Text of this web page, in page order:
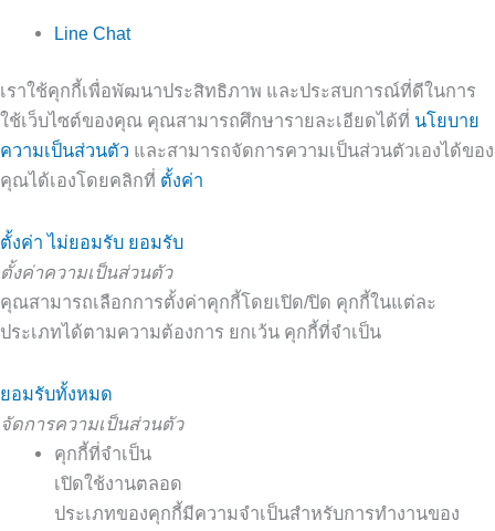
Line Chat
เราใช้คุกกี้เพื่อพัฒนาประสิทธิภาพ และประสบการณ์ที่ดีในการ
ใช้เว็บไซต์ของคุณ คุณสามารถศึกษารายละเอียดได้ที่ นโยบาย
ความเป็นส่วนตัว และสามารถจัดการความเป็นส่วนตัวเองได้ของ
คุณได้เองโดยคลิกที่ ตั้งค่า
ตั้งค่า ไม่ยอมรับ ยอมรับ
ตั้งค่าความเป็นส่วนตัว
คุณสามารถเลือกการตั้งค่าคุกกี้โดยเปิด/ปิด คุกกี้ในแต่ละ
ประเภทได้ตามความต้องการ ยกเว้น คุกกี้ที่จำเป็น
ยอมรับทั้งหมด
จัดการความเป็นส่วนตัว
คุกกี้ที่จำเป็น
เปิดใช้งานตลอด
ประเภทของคุกกี้มีความจำเป็นสำหรับการทำงานของ